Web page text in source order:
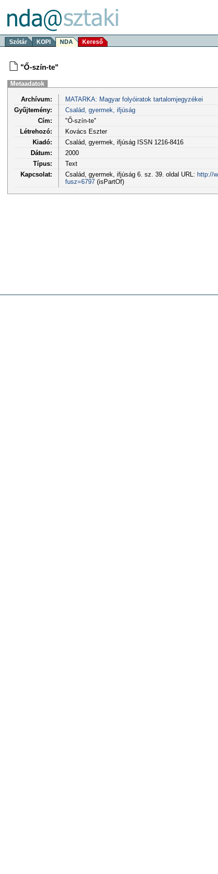
Szótár KOPI NDA Kereső
"Ő-szín-te"
Metaadatok
Archívum:
MATARKA: Magyar folyóiratok tartalomjegyzékei
Gyűjtemény:
Család, gyermek, ifjúság
Cím:
"Ő-szín-te"
Létrehozó:
Kovács Eszter
Kiadó:
Család, gyermek, ifjúság ISSN 1216-8416
Dátum:
2000
Típus:
Text
Kapcsolat:
Család, gyermek, ifjúság 6. sz. 39. oldal URL: http://
fusz=6797(isPartOf)